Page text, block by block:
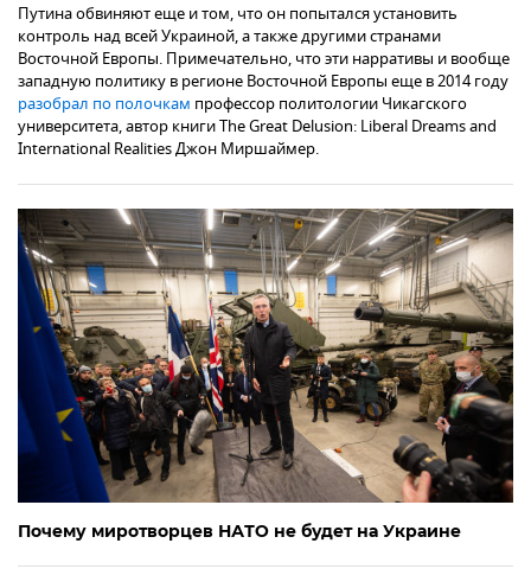
Путина обвиняют еще и том, что он попытался установить
контроль над всей Украиной, а также другими странами
Восточной Европы. Примечательно, что эти нарративы и вообще
западную политику в регионе Восточной Европы еще в 2014 году
разобрал по полочкам профессор политологии Чикагского
университета, автор книги The Great Delusion: Liberal Dreams and
International Realities Джон Миршаймер.
Почему миротворцев НАТО не будет на Украине